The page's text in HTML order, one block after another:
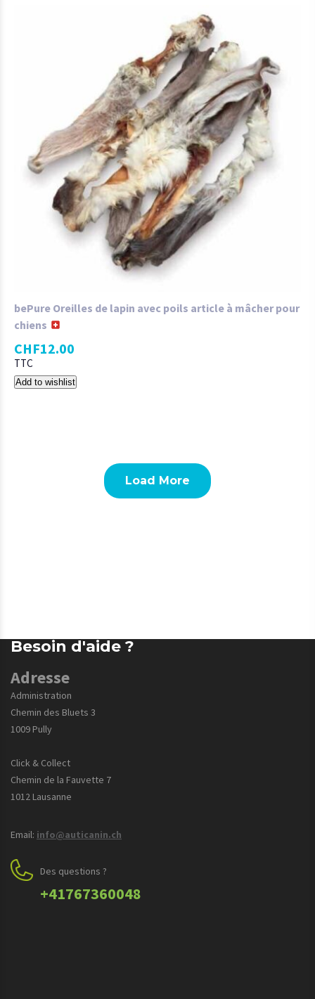
bePure Oreilles de lapin avec poils article à mâcher pour
chiens
CHF12.00
TTC
Add to wishlist
Load More
Besoin d'aide ?
Adresse
Administration
Chemin des Bluets 3
1009 Pully
Click & Collect
Chemin de la Fauvette 7
1012 Lausanne
Email: info@auticanin.ch
Des questions ?
+41767360048